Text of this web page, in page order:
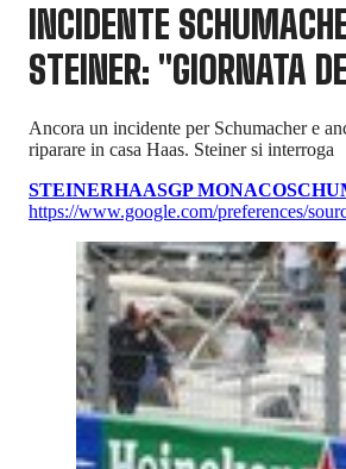
INCIDENTE
STEINER: "GIORNATA
Ancora un incidente per Schumacher e
riparare in casa Haas. Steiner si interroga
STEINERHAASGP MONACO
https://www.google.com/preferences/